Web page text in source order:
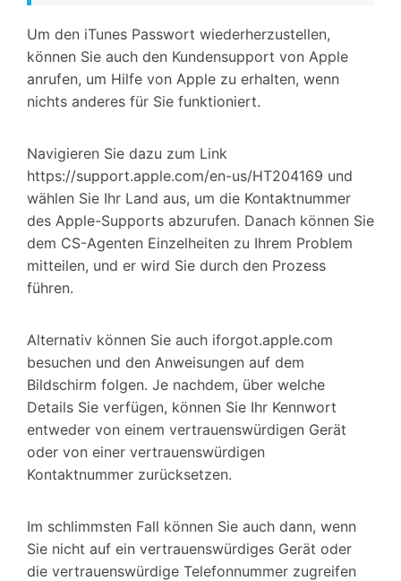
Um den iTunes Passwort wiederherzustellen,
können Sie auch den Kundensupport von Apple
anrufen, um Hilfe von Apple zu erhalten, wenn
nichts anderes für Sie funktioniert.
Navigieren Sie dazu zum Link
https://support.apple.com/en-us/HT204169 und
wählen Sie Ihr Land aus, um die Kontaktnummer
des Apple-Supports abzurufen. Danach können Sie
dem CS-Agenten Einzelheiten zu Ihrem Problem
mitteilen, und er wird Sie durch den Prozess
führen.
Alternativ können Sie auch iforgot.apple.com
besuchen und den Anweisungen auf dem
Bildschirm folgen. Je nachdem, über welche
Details Sie verfügen, können Sie Ihr Kennwort
entweder von einem vertrauenswürdigen Gerät
oder von einer vertrauenswürdigen
Kontaktnummer zurücksetzen.
Im schlimmsten Fall können Sie auch dann, wenn
Sie nicht auf ein vertrauenswürdiges Gerät oder
die vertrauenswürdige Telefonnummer zugreifen